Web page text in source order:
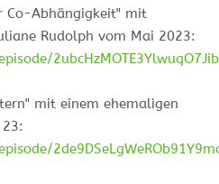
Co-Abhängigkeit" mit
Rudolph vom Mai 2023:
mit einem ehemaligen